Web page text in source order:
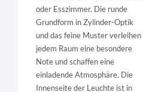
oder Esszimmer. Die runde
Grundform in Zylinder-Optik
und das feine Muster verleihen
jedem Raum eine besondere
Note und schaffen eine
einladende Atmosphäre. Die
Innenseite der Leuchte ist in